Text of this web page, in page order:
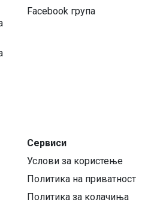
Facebook група
Сервиси
Услови за користење
Политика на приватност
Политика за колачиња